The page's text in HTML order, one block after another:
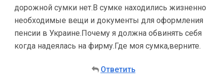
дорожной сумки нет.В сумке находились жизненно
необходимые вещи и документы для оформления
пенсии в Украине.Почему я должна обвинять себя
когда надеялась на фирму.Где моя сумка,верните.
Ответить